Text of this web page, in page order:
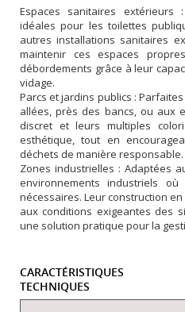
Espaces sanitaires extérieurs
idéales pour les toilettes
autres installations sanitaires
maintenir ces espaces
débordements grâce à leur
vidage.
Parcs et jardins publics :
allées, près des bancs, ou aux
discret et leurs multiples
esthétique, tout en
déchets de manière responsable.
Zones industrielles : Adaptées
environnements industriels
nécessaires. Leur construction
aux conditions exigeantes des
une solution pratique pour la
CARACTÉRISTIQUES
TECHNIQUES